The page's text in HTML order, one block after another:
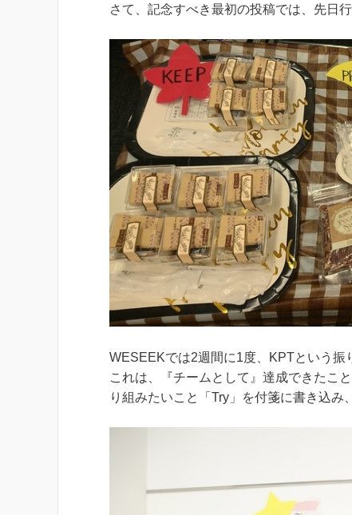
さて、記念すべき最初の投稿では、先日
WESEEKでは2週間に1度、KPTという振
これは、『チームとして』達成できたこ
り組みたいこと「Try」を付箋に書き込み